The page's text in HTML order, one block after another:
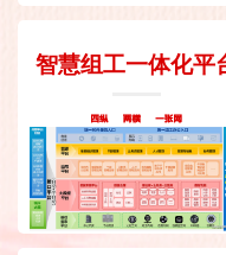
智慧组工一体化平